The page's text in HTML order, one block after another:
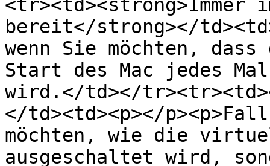
<tr><td><strong>Immer
bereit</strong></
wenn Sie möchten,
Start des Mac jedes
wird.</td></
</td><td><p></
möchten, wie die
ausgeschaltet wird,